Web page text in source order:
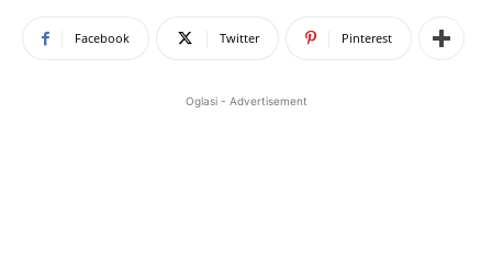
Facebook Twitter Pinterest
Oglasi - Advertisement